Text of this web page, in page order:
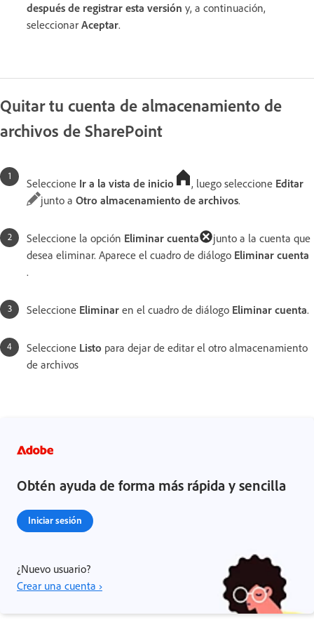
después de registrar esta versión y, a continuación,
seleccionar Aceptar.
Quitar tu cuenta de almacenamiento de
archivos de SharePoint
Seleccione Ir a la vista de inicio , luego seleccione Editar
junto a Otro almacenamiento de archivos.
Seleccione la opción Eliminar cuenta
junto a la cuenta que
desea eliminar. Aparece el cuadro de diálogo Eliminar cuenta
.
Seleccione Eliminar en el cuadro de diálogo Eliminar cuenta.
Seleccione Listo para dejar de editar el otro almacenamiento
de archivos
Obtén ayuda de forma más rápida y sencilla
Iniciar sesión
¿Nuevo usuario?
Crear una cuenta ›